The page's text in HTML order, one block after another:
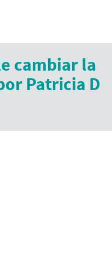
cambiar la
Patricia D